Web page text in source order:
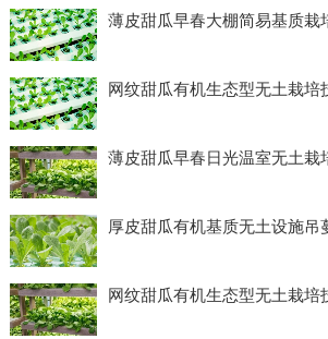
薄皮甜瓜早春大棚简易基质栽
网纹甜瓜有机生态型无土栽培
薄皮甜瓜早春日光温室无土栽
厚皮甜瓜有机基质无土设施吊
网纹甜瓜有机生态型无土栽培